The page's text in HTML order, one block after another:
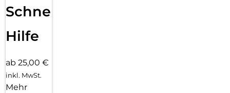
Schnelle
Hilfe
ab 25,00 €
inkl. MwSt.
Mehr